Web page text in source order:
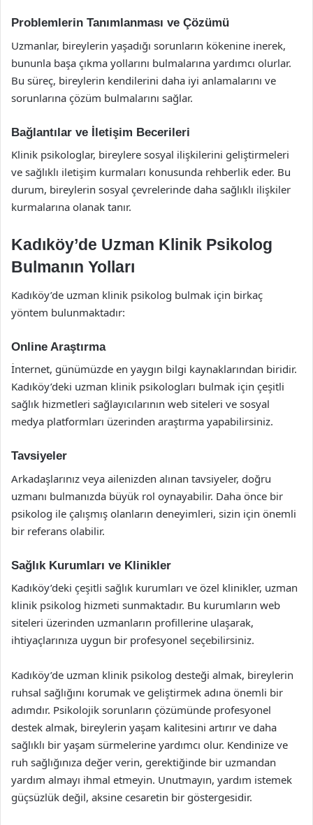
Problemlerin Tanımlanması ve Çözümü
Uzmanlar, bireylerin yaşadığı sorunların kökenine inerek,
bununla başa çıkma yollarını bulmalarına yardımcı olurlar.
Bu süreç, bireylerin kendilerini daha iyi anlamalarını ve
sorunlarına çözüm bulmalarını sağlar.
Bağlantılar ve İletişim Becerileri
Klinik psikologlar, bireylere sosyal ilişkilerini geliştirmeleri
ve sağlıklı iletişim kurmaları konusunda rehberlik eder. Bu
durum, bireylerin sosyal çevrelerinde daha sağlıklı ilişkiler
kurmalarına olanak tanır.
Kadıköy’de Uzman Klinik Psikolog
Bulmanın Yolları
Kadıköy’de uzman klinik psikolog bulmak için birkaç
yöntem bulunmaktadır:
Online Araştırma
İnternet, günümüzde en yaygın bilgi kaynaklarından biridir.
Kadıköy’deki uzman klinik psikologları bulmak için çeşitli
sağlık hizmetleri sağlayıcılarının web siteleri ve sosyal
medya platformları üzerinden araştırma yapabilirsiniz.
Tavsiyeler
Arkadaşlarınız veya ailenizden alınan tavsiyeler, doğru
uzmanı bulmanızda büyük rol oynayabilir. Daha önce bir
psikolog ile çalışmış olanların deneyimleri, sizin için önemli
bir referans olabilir.
Sağlık Kurumları ve Klinikler
Kadıköy’deki çeşitli sağlık kurumları ve özel klinikler, uzman
klinik psikolog hizmeti sunmaktadır. Bu kurumların web
siteleri üzerinden uzmanların profillerine ulaşarak,
ihtiyaçlarınıza uygun bir profesyonel seçebilirsiniz.
Kadıköy’de uzman klinik psikolog desteği almak, bireylerin
ruhsal sağlığını korumak ve geliştirmek adına önemli bir
adımdır. Psikolojik sorunların çözümünde profesyonel
destek almak, bireylerin yaşam kalitesini artırır ve daha
sağlıklı bir yaşam sürmelerine yardımcı olur. Kendinize ve
ruh sağlığınıza değer verin, gerektiğinde bir uzmandan
yardım almayı ihmal etmeyin. Unutmayın, yardım istemek
güçsüzlük değil, aksine cesaretin bir göstergesidir.